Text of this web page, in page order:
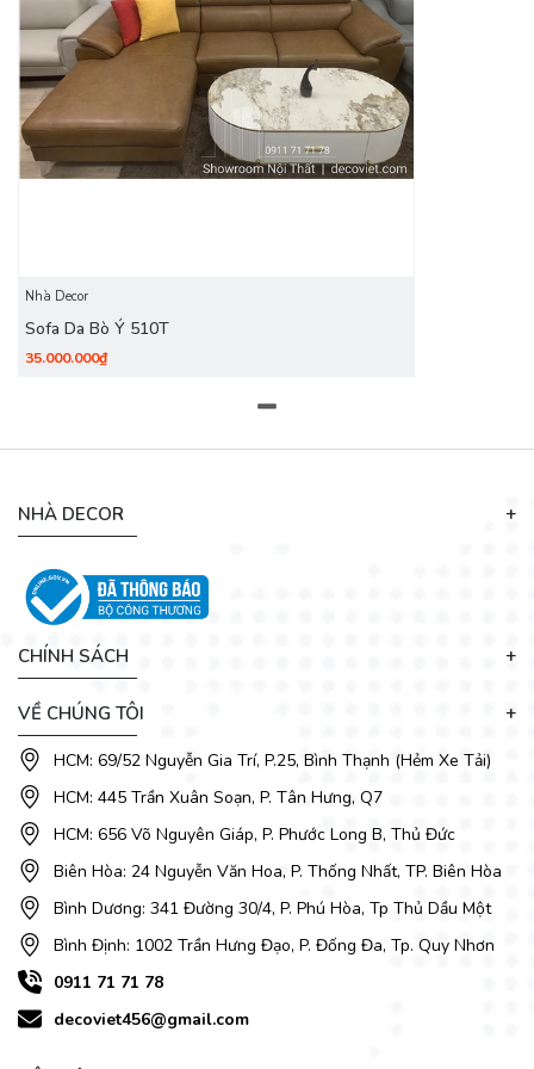
Nhà Decor
Sofa Da Bò Ý 510T
35.000.000₫
NHÀ DECOR
CHÍNH SÁCH
VỀ CHÚNG TÔI
HCM: 69/52 Nguyễn Gia Trí, P.25, Bình Thạnh (Hẻm Xe Tải)
HCM: 445 Trần Xuân Soạn, P. Tân Hưng, Q7
HCM: 656 Võ Nguyên Giáp, P. Phước Long B, Thủ Đức
Biên Hòa: 24 Nguyễn Văn Hoa, P. Thống Nhất, TP. Biên Hòa
Bình Dương: 341 Đường 30/4, P. Phú Hòa, Tp Thủ Dầu Một
Bình Định: 1002 Trần Hưng Đạo, P. Đống Đa, Tp. Quy Nhơn
0911 71 71 78
decoviet456@gmail.com